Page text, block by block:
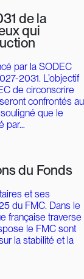
de la
qui
par la SODEC
2031. L’objectif
de circonscrire
confrontés au
que le
par…
du Fonds
et ses
du FMC. Dans le
française traverse
le FMC sont
la stabilité et la